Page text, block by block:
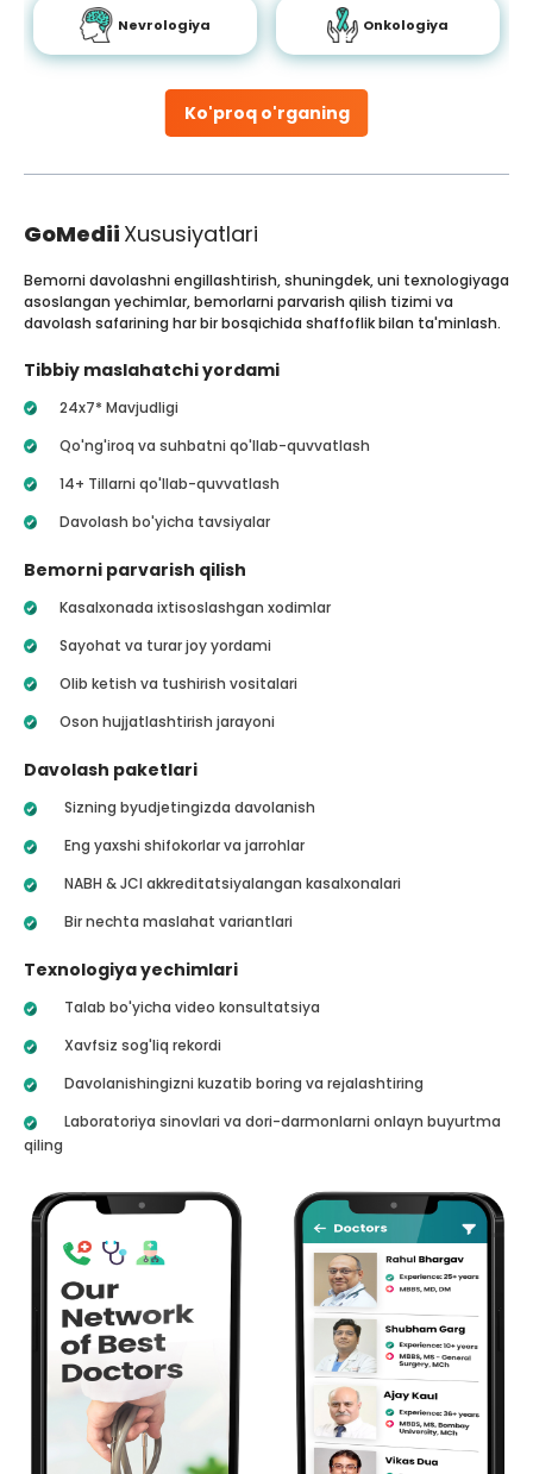
Ko'proq o'rganing
Nevrologiya Onkologiya
GoMedii Xususiyatlari
Bemorni davolashni engillashtirish, shuningdek, uni texnologiyaga
asoslangan yechimlar, bemorlarni parvarish qilish tizimi va
davolash safarining har bir bosqichida shaffoflik bilan ta'minlash.
Tibbiy maslahatchi yordami
24x7* Mavjudligi
Qo'ng'iroq va suhbatni qo'llab-quvvatlash
14+ Tillarni qo'llab-quvvatlash
Davolash bo'yicha tavsiyalar
Bemorni parvarish qilish
Kasalxonada ixtisoslashgan xodimlar
Sayohat va turar joy yordami
Olib ketish va tushirish vositalari
Oson hujjatlashtirish jarayoni
Davolash paketlari
Sizning byudjetingizda davolanish
Eng yaxshi shifokorlar va jarrohlar
NABH & JCI akkreditatsiyalangan kasalxonalari
Bir nechta maslahat variantlari
Texnologiya yechimlari
Talab bo'yicha video konsultatsiya
Xavfsiz sog'liq rekordi
Davolanishingizni kuzatib boring va rejalashtiring
Laboratoriya sinovlari va dori-darmonlarni onlayn buyurtma
qiling